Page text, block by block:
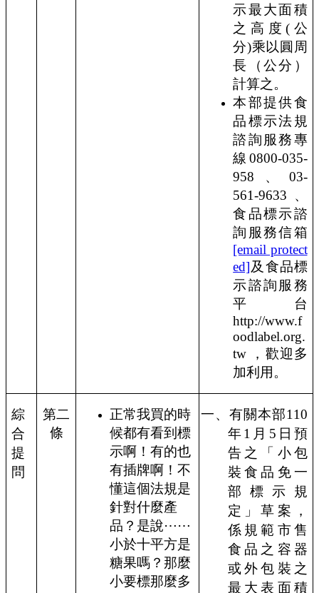
示最大面積
之高度( 公
分)乘以圓周
長（公分）
計算之。
本部提供食
品標示法規
諮詢服務專
線 0800-035-
958 、 03-
561-9633 、
食品標示諮
詢服務信箱
[email protect
ed]及食品標
示諮詢服務
平台
http://www.f
oodlabel.org.
tw
，歡迎多
加利用。
綜
合
提
問
第二
條
正常我買的時
候都有看到標
示啊！有的也
有插牌啊！不
懂這個法規是
針對什麼產
品？是說⋯⋯
小於十平方是
糖果嗎？那麼
小要標那麼多
一、有關本部110
年1 月 5 日預
告之「小包
裝食品免一
部標示規
定」草案，
係規範市售
食品之容器
或外包裝之
最大表面積